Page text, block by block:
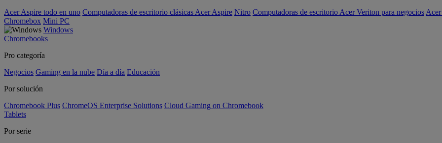
Acer Aspire todo en uno Computadoras de escritorio clásicas Acer Aspire Nitro Computadoras de escritorio Acer Veriton para negocios
Chromebox Mini PC
Windows
Chromebooks
Pro categoría
Negocios Gaming en la nube Día a día Educación
Por solución
Chromebook Plus ChromeOS Enterprise Solutions Cloud Gaming on Chromebook
Tablets
Por serie